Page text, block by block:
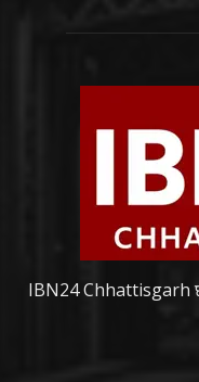
IBN24 Chhattisgarh